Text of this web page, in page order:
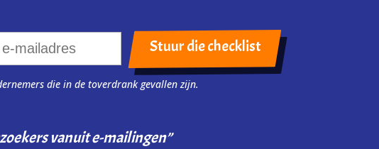
die in de toverdrank gevallen zijn.
vanuit e-mailingen”